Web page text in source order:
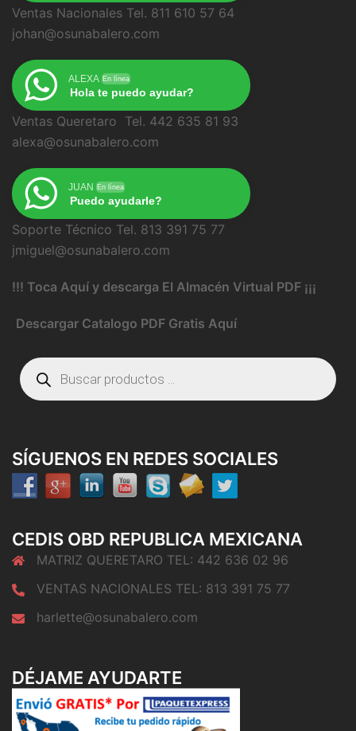
Ventas Nacionales Tel. 811 610 57 64
johan@osunabalero.com
ALEXA En línea
Hola te puedo ayudar?
Ventas Queretaro Tel. 442 635 81 93
alexa@osunabalero.com
JUAN En línea
Puedo ayudarle?
Soporte Técnico Tel. 813 391 75 77
jmiguel@osunabalero.com
!!! Toca Aquí y descarga El Almacén Virtual PDF ¡¡¡
Descargar Catalogo PDF Gratis Aquí
Búsqueda
de
productos
SÍGUENOS EN REDES SOCIALES
CEDIS OBD REPUBLICA MEXICANA
MATRIZ QUERETARO TEL: 442 636 02 96
VENTAS NACIONALES TEL: 813 391 75 77
harlette@osunabalero.com
DÉJAME AYUDARTE